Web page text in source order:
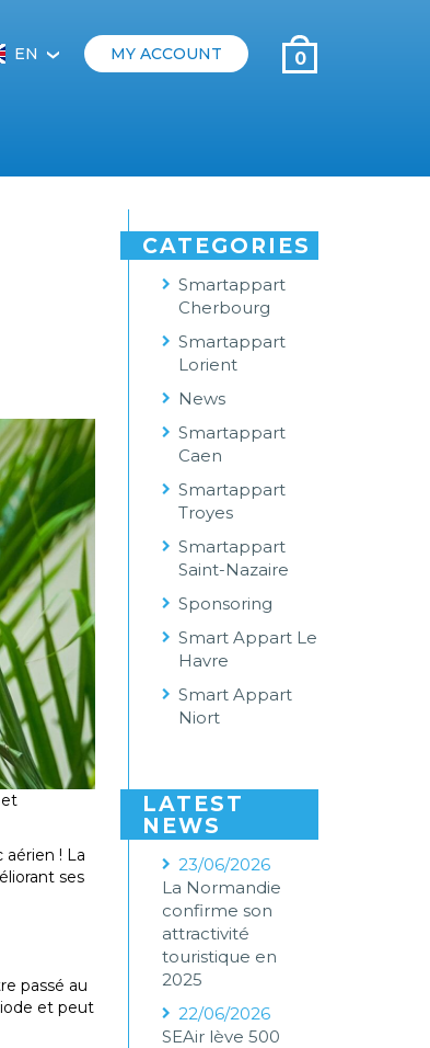
EN‹ MY ACCOUNT 0
! La
ses
passé au
et peut
CATEGORIES
Smartappart
Cherbourg
Smartappart
Lorient
News
Smartappart
Caen
Smartappart
Troyes
Smartappart
Saint-Nazaire
Sponsoring
Smart Appart Le
Havre
Smart Appart
Niort
LATEST
NEWS
23/06/2026
La Normandie
confirme son
attractivité
touristique en
2025
22/06/2026
SEAir lève 500